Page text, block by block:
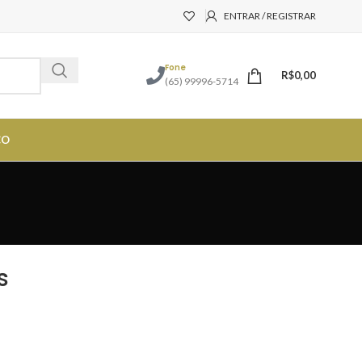
ENTRAR / REGISTRAR
Fone
(65) 99996-5714
R$0,00